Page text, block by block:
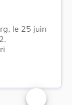
le 25 juin